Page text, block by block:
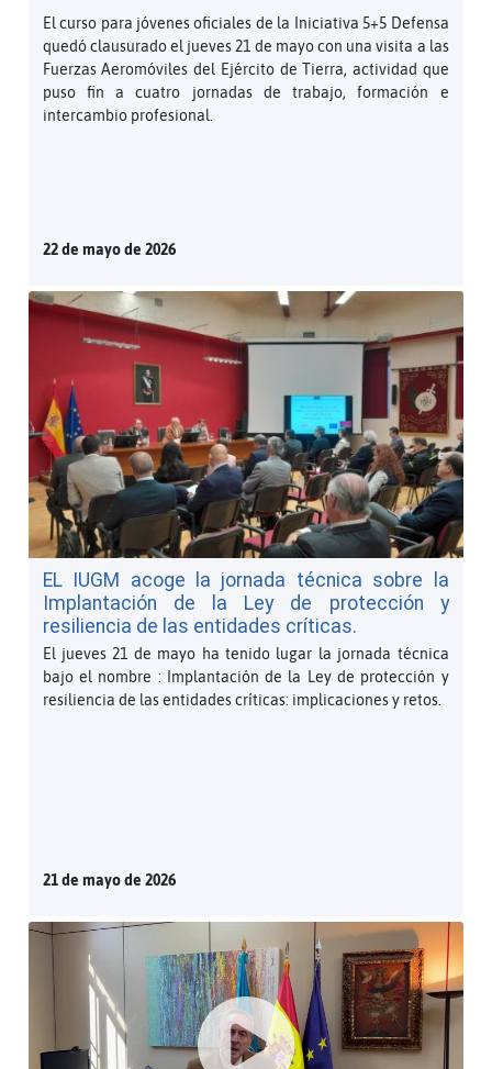
El curso para jóvenes oficiales de la Iniciativa 5+5 Defensa
quedó clausurado el jueves 21 de mayo con una visita a las
Fuerzas Aeromóviles del Ejército de Tierra, actividad que
puso fin a cuatro jornadas de trabajo, formación e
intercambio profesional.
22 de mayo de 2026
EL IUGM acoge la jornada técnica sobre la
Implantación de la Ley de protección y
resiliencia de las entidades críticas.
El jueves 21 de mayo ha tenido lugar la jornada técnica
bajo el nombre : Implantación de la Ley de protección y
resiliencia de las entidades críticas: implicaciones y retos.
21 de mayo de 2026